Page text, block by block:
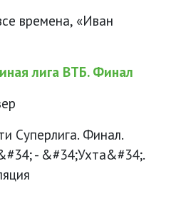
времена, «Иван
лига ВТБ. Финал
Суперлига. Финал.
- &#34;Ухта&#34;.